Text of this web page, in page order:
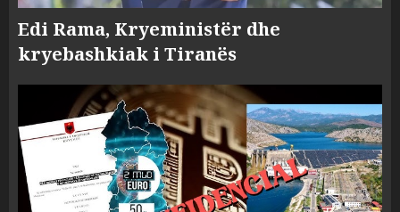
Edi Rama, Kryeministër dhe
kryebashkiak i Tiranës